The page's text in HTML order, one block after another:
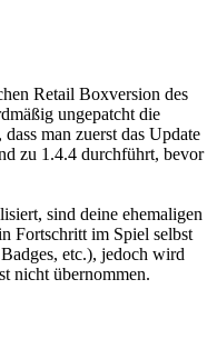
Retail Boxversion des
ungepatcht die
man zuerst das Update
zu 1.4.4 durchführt, bevor
sind deine ehemaligen
Fortschritt im Spiel selbst
etc.), jedoch wird
nicht übernommen.